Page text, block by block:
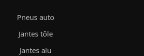
Pneus auto
Jantes tôle
Jantes alu